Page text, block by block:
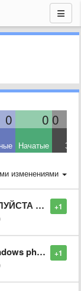
0 0 0
Начатые
изменениями
+1
phone
+1
phone?